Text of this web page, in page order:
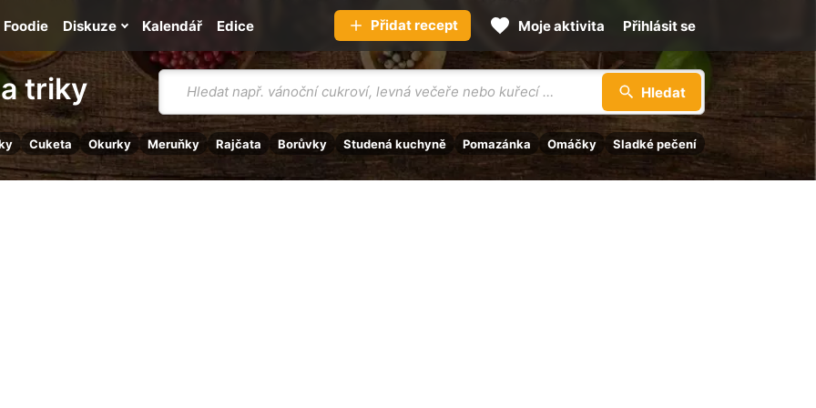
triky
Vyhledávání
Hledat
Cuketa Okurky Meruňky Rajčata Borůvky Studená kuchyně Pomazánka Omáčky Sladké pečení
Kalendář
Foodie Diskuze Edice Přidat recept Moje aktivita Přihlásit se